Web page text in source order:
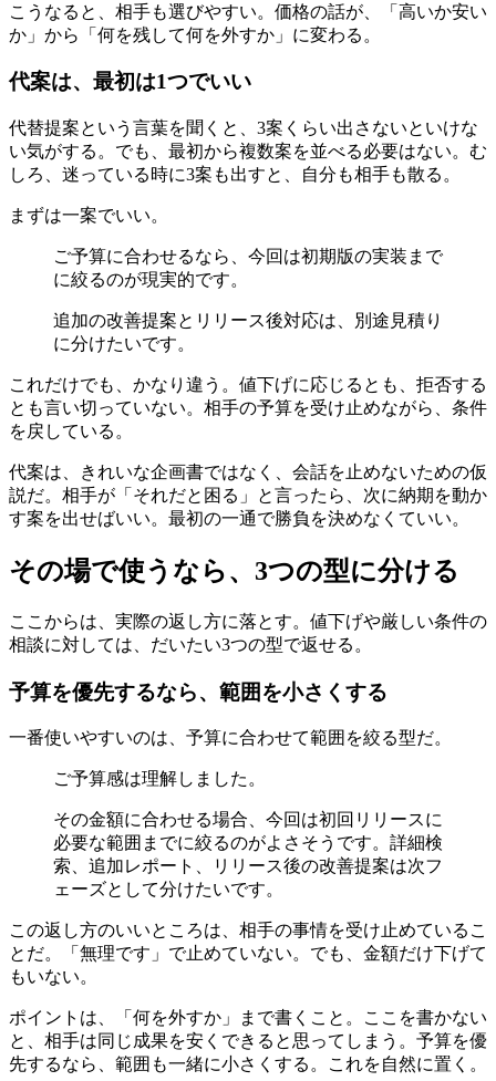
こうなると、相手も選びやすい。価格の話が、「高いか安い
か」から「何を残して何を外すか」に変わる。
代案は、最初は1つでいい
代替提案という言葉を聞くと、3案くらい出さないといけな
い気がする。でも、最初から複数案を並べる必要はない。む
しろ、迷っている時に3案も出すと、自分も相手も散る。
まずは一案でいい。
ご予算に合わせるなら、今回は初期版の実装まで
に絞るのが現実的です。
追加の改善提案とリリース後対応は、別途見積り
に分けたいです。
これだけでも、かなり違う。値下げに応じるとも、拒否する
とも言い切っていない。相手の予算を受け止めながら、条件
を戻している。
代案は、きれいな企画書ではなく、会話を止めないための仮
説だ。相手が「それだと困る」と言ったら、次に納期を動か
す案を出せばいい。最初の一通で勝負を決めなくていい。
その場で使うなら、3つの型に分ける
ここからは、実際の返し方に落とす。値下げや厳しい条件の
相談に対しては、だいたい3つの型で返せる。
予算を優先するなら、範囲を小さくする
一番使いやすいのは、予算に合わせて範囲を絞る型だ。
ご予算感は理解しました。
その金額に合わせる場合、今回は初回リリースに
必要な範囲までに絞るのがよさそうです。詳細検
索、追加レポート、リリース後の改善提案は次フ
ェーズとして分けたいです。
この返し方のいいところは、相手の事情を受け止めているこ
とだ。「無理です」で止めていない。でも、金額だけ下げて
もいない。
ポイントは、「何を外すか」まで書くこと。ここを書かない
と、相手は同じ成果を安くできると思ってしまう。予算を優
先するなら、範囲も一緒に小さくする。これを自然に置く。